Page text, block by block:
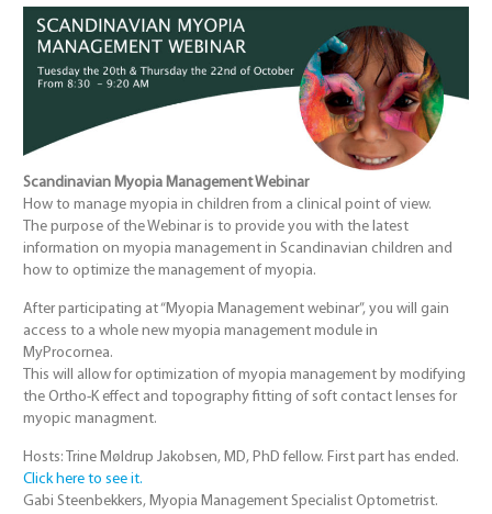
Scandinavian Myopia Management Webinar
How to manage myopia in children from a clinical point of view.
The purpose of the Webinar is to provide you with the latest
information on myopia management in Scandinavian children and
how to optimize the management of myopia.
After participating at “Myopia Management webinar”, you will gain
access to a whole new myopia management module in
MyProcornea.
This will allow for optimization of myopia management by modifying
the Ortho-K effect and topography fitting of soft contact lenses for
myopic managment.
Hosts: Trine Møldrup Jakobsen, MD, PhD fellow. First part has ended.
Click here to see it.
Gabi Steenbekkers, Myopia Management Specialist Optometrist.